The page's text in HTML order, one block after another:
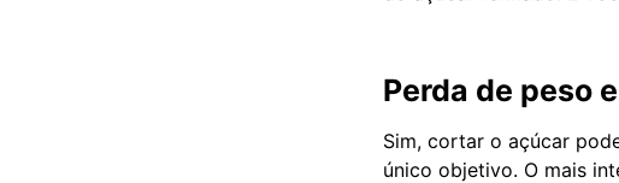
Perda de peso
Sim, cortar o açúcar
único objetivo. O mais